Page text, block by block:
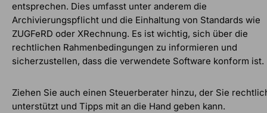
entsprechen. Dies umfasst unter anderem die
Archivierungspflicht und die Einhaltung von Standards wie
ZUGFeRD oder XRechnung. Es ist wichtig, sich über die
rechtlichen Rahmenbedingungen zu informieren und
sicherzustellen, dass die verwendete Software konform ist.
Ziehen Sie auch einen Steuerberater hinzu, der Sie
unterstützt und Tipps mit an die Hand geben kann.